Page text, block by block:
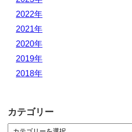
2022年
2021年
2020年
2019年
2018年
カテゴリー